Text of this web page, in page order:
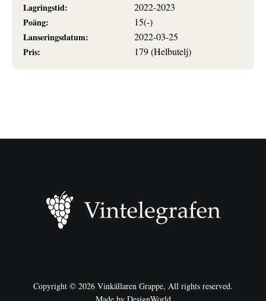
Lagringstid:
2022-2023
Poäng:
15(-)
Lanseringsdatum:
2022-03-25
Pris:
179 (Helbutelj)
Copyright © 2026 Vinkällaren Grappe, All rights reserved.